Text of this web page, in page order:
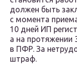
должен быть
с момента
10 дней ИП
а на протяжении
в ПФР. За
штраф.